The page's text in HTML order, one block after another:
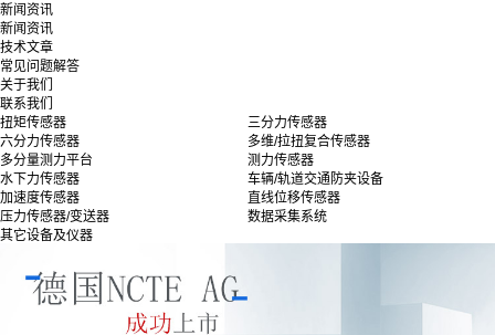
新闻资讯
新闻资讯
技术文章
常见问题解答
关于我们
联系我们
扭矩传感器
三分力传感器
六分力传感器
多维/拉扭复合传感器
多分量测力平台
测力传感器
水下力传感器
车辆/轨道交通防夹设备
加速度传感器
直线位移传感器
压力传感器/变送器
数据采集系统
其它设备及仪器